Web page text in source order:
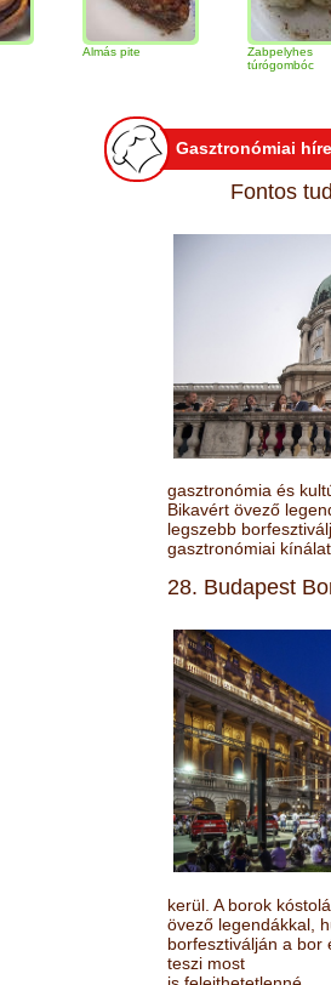
Almás pite
Zabpelyhes
túrógombóc
Gasztronómiai
Fontos
gasztronómia és
Bikavért övező
legszebb
gasztronómiai
28. Budapest
kerül. A borok
övező legendákkal,
borfesztiválján a bor
teszi most